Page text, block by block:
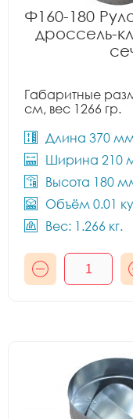
Ф160-180
дроссель-
Габаритные
см, вес 1266 гр.
Длина 370
Ширина 210
Высота 180
Объём 0.01
Вес: 1.266 кг.